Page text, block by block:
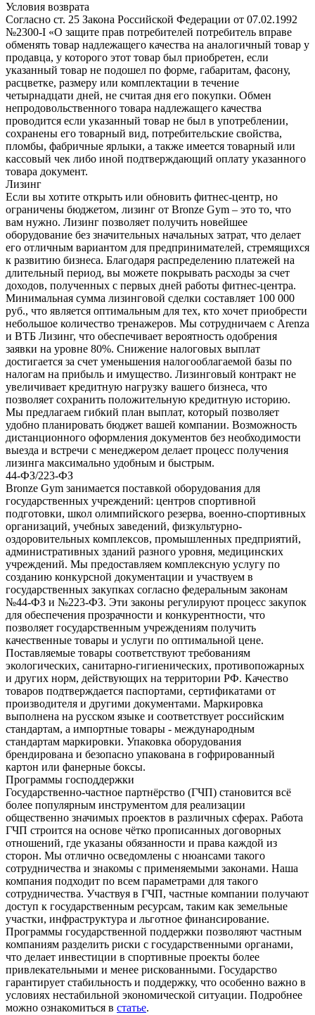
Условия возврата
Согласно ст. 25 Закона Российской Федерации от 07.02.1992
№2300-I «О защите прав потребителей потребитель вправе
обменять товар надлежащего качества на аналогичный товар у
продавца, у которого этот товар был приобретен, если
указанный товар не подошел по форме, габаритам, фасону,
расцветке, размеру или комплектации в течение
четырнадцати дней, не считая дня его покупки. Обмен
непродовольственного товара надлежащего качества
проводится если указанный товар не был в употреблении,
сохранены его товарный вид, потребительские свойства,
пломбы, фабричные ярлыки, а также имеется товарный или
кассовый чек либо иной подтверждающий оплату указанного
товара документ.
Лизинг
Если вы хотите открыть или обновить фитнес-центр, но
ограничены бюджетом, лизинг от Bronze Gym – это то, что
вам нужно. Лизинг позволяет получить новейшее
оборудование без значительных начальных затрат, что делает
его отличным вариантом для предпринимателей, стремящихся
к развитию бизнеса. Благодаря распределению платежей на
длительный период, вы можете покрывать расходы за счет
доходов, полученных с первых дней работы фитнес-центра.
Минимальная сумма лизинговой сделки составляет 100 000
руб., что является оптимальным для тех, кто хочет приобрести
небольшое количество тренажеров. Мы сотрудничаем с Arenza
и ВТБ Лизинг, что обеспечивает вероятность одобрения
заявки на уровне 80%. Снижение налоговых выплат
достигается за счет уменьшения налогооблагаемой базы по
налогам на прибыль и имущество. Лизинговый контракт не
увеличивает кредитную нагрузку вашего бизнеса, что
позволяет сохранить положительную кредитную историю.
Мы предлагаем гибкий план выплат, который позволяет
удобно планировать бюджет вашей компании. Возможность
дистанционного оформления документов без необходимости
выезда и встречи с менеджером делает процесс получения
лизинга максимально удобным и быстрым.
44-ФЗ/223-ФЗ
Bronze Gym занимается поставкой оборудования для
государственных учреждений: центров спортивной
подготовки, школ олимпийского резерва, военно-спортивных
организаций, учебных заведений, физкультурно-
оздоровительных комплексов, промышленных предприятий,
административных зданий разного уровня, медицинских
учреждений. Мы предоставляем комплексную услугу по
созданию конкурсной документации и участвуем в
государственных закупках согласно федеральным законам
№44-ФЗ и №223-ФЗ. Эти законы регулируют процесс закупок
для обеспечения прозрачности и конкурентности, что
позволяет государственным учреждениям получить
качественные товары и услуги по оптимальной цене.
Поставляемые товары соответствуют требованиям
экологических, санитарно-гигиенических, противопожарных
и других норм, действующих на территории РФ. Качество
товаров подтверждается паспортами, сертификатами от
производителя и другими документами. Маркировка
выполнена на русском языке и соответствует российским
стандартам, а импортные товары - международным
стандартам маркировки. Упаковка оборудования
брендирована и безопасно упакована в гофрированный
картон или фанерные боксы.
Программы господдержки
Государственно-частное партнёрство (ГЧП) становится всё
более популярным инструментом для реализации
общественно значимых проектов в различных сферах. Работа
ГЧП строится на основе чётко прописанных договорных
отношений, где указаны обязанности и права каждой из
сторон. Мы отлично осведомлены с нюансами такого
сотрудничества и знакомы с применяемыми законами. Наша
компания подходит по всем параметрами для такого
сотрудничества. Участвуя в ГЧП, частные компании получают
доступ к государственным ресурсам, таким как земельные
участки, инфраструктура и льготное финансирование.
Программы государственной поддержки позволяют частным
компаниям разделить риски с государственными органами,
что делает инвестиции в спортивные проекты более
привлекательными и менее рискованными. Государство
гарантирует стабильность и поддержку, что особенно важно в
условиях нестабильной экономической ситуации. Подробнее
можно ознакомиться в статье.